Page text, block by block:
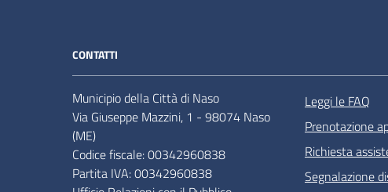
CONTATTI
Municipio della Città di Naso
Via Giuseppe Mazzini, 1 - 98074 Naso
(ME)
Codice fiscale: 00342960838
Partita IVA: 00342960838
Leggi le FAQ
Prenotazione
Richiesta
Segnalazione